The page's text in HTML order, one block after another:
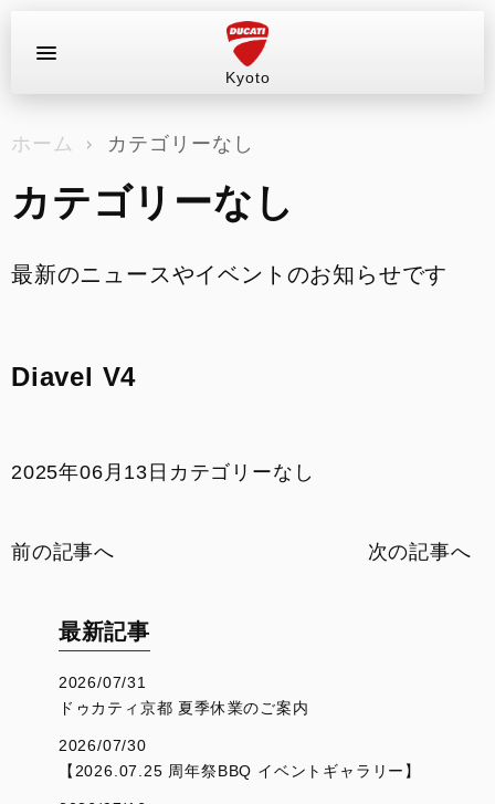
Kyoto
ラインナップ
店舗情報
新車
サービス
DOC京都
お支払いシミュレーション
ホーム カテゴリーなし
カテゴリーなし
最新のニュースやイベントのお知らせです
Diavel V4
2025年06月13日 カテゴリーなし
前の記事へ 次の記事へ
最新記事
2026/07/31
ドゥカティ京都 夏季休業のご案内
2026/07/30
【2026.07.25 周年祭BBQ イベントギャラリー】